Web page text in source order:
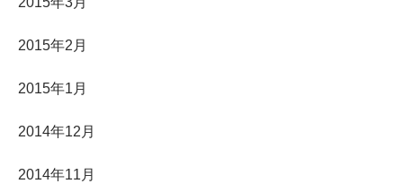
2015年2月
2015年1月
2014年12月
2014年11月